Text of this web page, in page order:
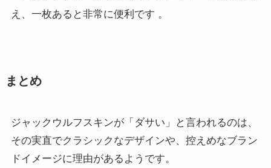
え、一枚あると非常に便利です 。
まとめ
ジャックウルフスキンが「ダサい」と言われるのは、
その実直でクラシックなデザインや、控えめなブラン
ドイメージに理由があるようです。